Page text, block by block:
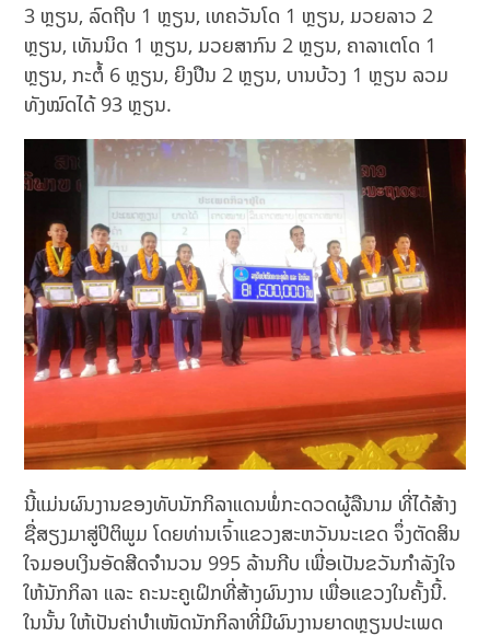
3 ຫຼຽນ, ລົດຖີບ 1 ຫຼຽນ, ເທຄວັນໂດ 1 ຫຼຽນ, ມວຍລາວ 2
ຫຼຽນ, ເທັນນິດ 1 ຫຼຽນ, ມວຍສາກົນ 2 ຫຼຽນ, ຄາລາເຕໂດ 1
ຫຼຽນ, ກະຕໍ້ 6 ຫຼຽນ, ຍິງປືນ 2 ຫຼຽນ, ບານບ້ວງ 1 ຫຼຽນ ລວມ
ທັງໝົດໄດ້ 93 ຫຼຽນ.
ນີ້ແມ່ນຜົນງານຂອງທັບນັກກິລາແດນພໍ່ກະດວດຜູ້ລືນາມ ທີ່ໄດ້ສ້າງ
ຊື່ສຽງມາສູ່ປິຕິພູມ ໂດຍທ່ານເຈົ້າແຂວງສະຫວັນນະເຂດ ຈຶ່ງຕັດສິນ
ໃຈມອບເງິນອັດສີດຈໍານວນ 995 ລ້ານກີບ ເພື່ອເປັນຂວັນກຳລັງໃຈ
ໃຫ້ນັກກິລາ ແລະ ຄະນະຄູເຝິກທີ່ສ້າງຜົນງານ ເພື່ອແຂວງໃນຄັ້ງນີ້.
ໃນນັ້ນ ໃຫ້ເປັນຄ່າບໍາເໜັດນັກກິລາທີ່ມີຜົນງານຍາດຫຼຽນປະເພດ